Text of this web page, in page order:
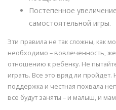
Постепенное
самостоятельной игры.
Эти правила не так сложны, как
необходимо – вовлеченность,
отношению к ребенку. Не
играть. Все это вряд ли
поддержка и честная похвала
все будут заняты – и малыш, и